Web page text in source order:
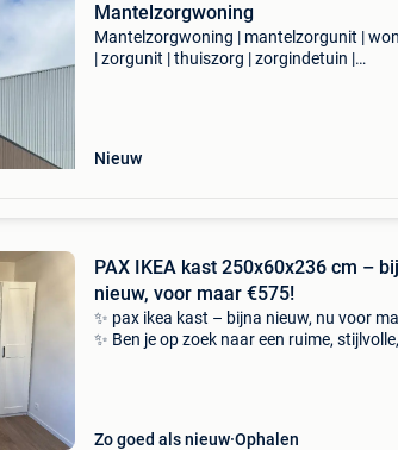
Mantelzorgwoning
Mantelzorgwoning | mantelzorgunit |
| zorgunit | thuiszorg | zorgindetuin |
Nieuw
PAX IKEA kast 250x60x236 cm –
nieuw, voor maar €575!
✨ pax ikea kast – bijna nieuw, nu voor
✨ Ben je op zoek naar een ruime,
Zo goed als nieuw Ophalen